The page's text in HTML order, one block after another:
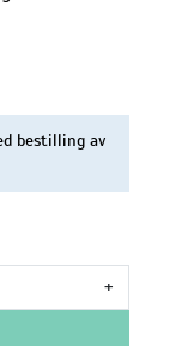
bestilling av
+